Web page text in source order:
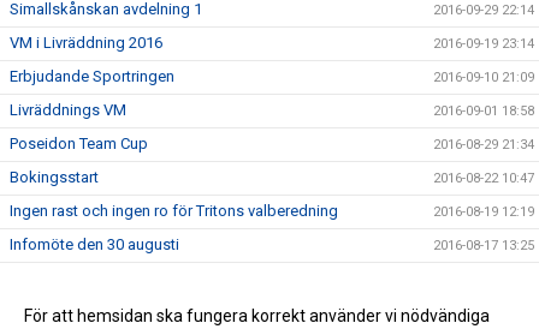
Simallskånskan avdelning 1 2016-09-29 22:14
VM i Livräddning 2016 2016-09-19 23:14
Erbjudande Sportringen 2016-09-10 21:09
Livräddnings VM 2016-09-01 18:58
Poseidon Team Cup 2016-08-29 21:34
Bokingsstart 2016-08-22 10:47
Ingen rast och ingen ro för Tritons valberedning 2016-08-19 12:19
Infomöte den 30 augusti 2016-08-17 13:25
Hälsningar från Rio del 8 2016-08-13 08:54
För att hemsidan ska fungera korrekt använder vi nödvändiga